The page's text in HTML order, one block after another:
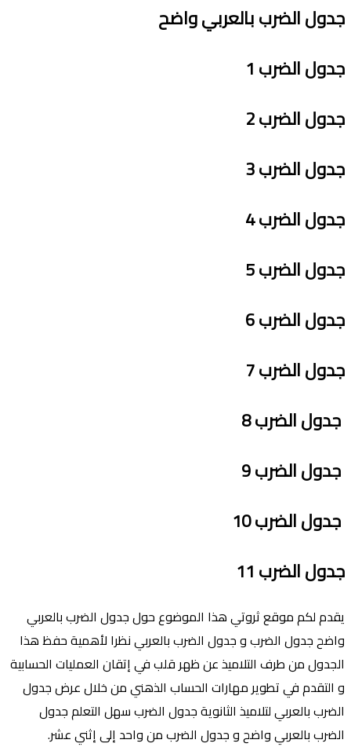
جدول الضرب بالعربي واضح
جدول الضرب1
جدول الضرب2
جدول الضرب3
جدول الضرب4
جدول الضرب5
جدول الضرب6
جدول الضرب7
جدول الضرب8
جدول الضرب9
جدول الضرب10
جدول الضرب11
يقدم لكم موقع ثروتي هذا الموضوع حول جدول الضرب بالعربي
واضح جدول الضرب و جدول الضرب بالعربي نظرا ﻷهمية حفظ هذا
الجدول من طرف التلاميذ عن ظهر قلب في إتقان العمليات الحسابية
و التقدم في تطوير مهارات الحساب الذهني من خلال عرض جدول
الضرب بالعربي لتلاميذ الثانوية جدول الضرب سهل التعلم جدول
الضرب بالعربي واضح و جدول الضرب من واحد إلى إثني عشر.